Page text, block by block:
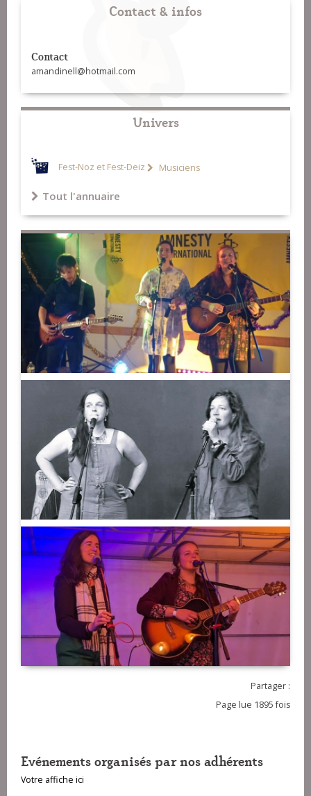
Contact & infos
Contact
amandinell@hotmail.com
Univers
Fest-Noz et Fest-Deiz Musiciens
Tout l'annuaire
Partager :
Page lue 1895 fois
Evénements organisés par nos adhérents
Votre affiche ici